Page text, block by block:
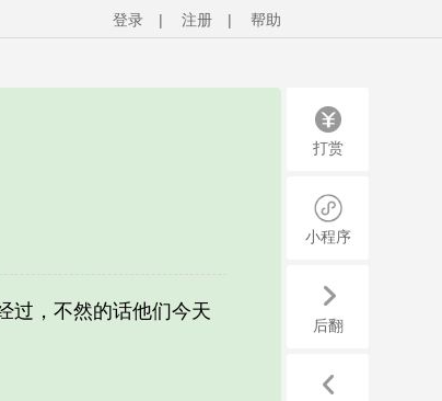
登录 | 注册 | 帮助
，不然的话他们今天
打赏
小程序
后翻